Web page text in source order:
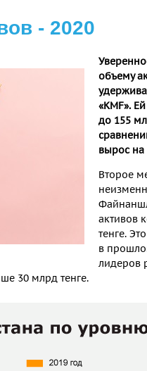
- 2020
объему
«KMF».
до 155
вырос
Второе
активов
тенге.
в
лидеров
30 млрд тенге.